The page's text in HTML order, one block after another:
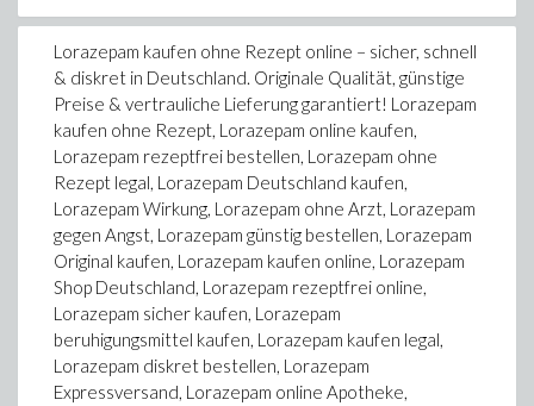
Lorazepam kaufen ohne Rezept online – sicher, schnell
& diskret in Deutschland. Originale Qualität, günstige
Preise & vertrauliche Lieferung garantiert! Lorazepam
kaufen ohne Rezept, Lorazepam online kaufen,
Lorazepam rezeptfrei bestellen, Lorazepam ohne
Rezept legal, Lorazepam Deutschland kaufen,
Lorazepam Wirkung, Lorazepam ohne Arzt, Lorazepam
gegen Angst, Lorazepam günstig bestellen, Lorazepam
Original kaufen, Lorazepam kaufen online, Lorazepam
Shop Deutschland, Lorazepam rezeptfrei online,
Lorazepam sicher kaufen, Lorazepam
beruhigungsmittel kaufen, Lorazepam kaufen legal,
Lorazepam diskret bestellen, Lorazepam
Expressversand, Lorazepam online Apotheke,